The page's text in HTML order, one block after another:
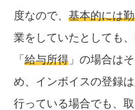
度なので、 基本的には
業をしていたとしても
「 給与所得 」の場合は
め、インボイスの登録
行っている場合でも、